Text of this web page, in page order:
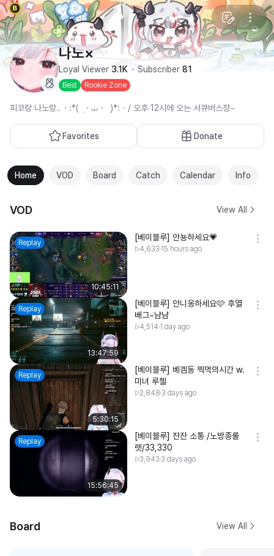
나노×
Loyal Viewer 3.1K Subscriber 81
Best Rookie Zone
피코랑 나노랑..・:*( ܸ ・⩊・ ܸ )*:・/ 오후 12시에 오는 서큐버스쟝~
Favorites Donate
Home VOD Board Catch Calendar Info
VOD View All
Replay
10:45:11
[베이블루] 안뇽하세요💗
4,633 15 hours ago
Replay
13:47:59
[베이블루] 안니옹하세요🩷 후열
배그~냠냠
4,514 1 day ago
Replay
5:30:15
[베이블루] 베겜동 찍먹의시간 w.
미녀 루첼
2,848 3 days ago
Replay
15:56:45
[베이블루] 잔잔 소통 /노방종룰
렛/33,330
3,943 3 days ago
Board View All